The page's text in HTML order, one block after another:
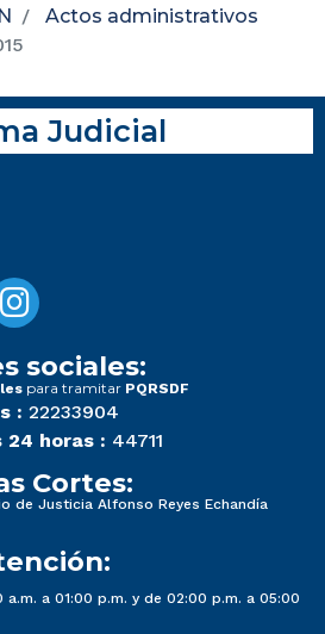
Actos administrativos
Judicial
sociales:
para tramitar PQRSDF
: 22233904
horas : 44711
Cortes:
de Justicia Alfonso Reyes Echandía
a 01:00 p.m. y de 02:00 p.m. a 05:00